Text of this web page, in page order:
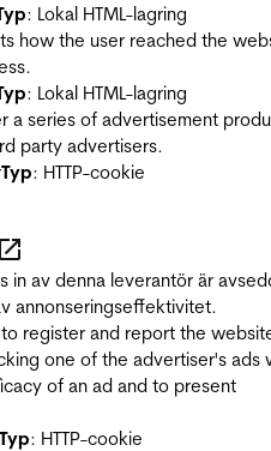
: Lokal HTML-lagring
how the user reached the
: Lokal HTML-lagring
a series of advertisement
party advertisers.
Typ: HTTP-cookie
in av denna leverantör är
annonseringseffektivitet.
register and report the
one of the advertiser's ads
of an ad and to present
Typ: HTTP-cookie